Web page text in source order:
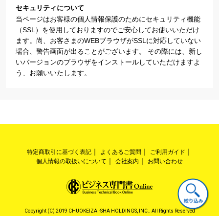
セキュリティについて
当ページはお客様の個人情報保護のためにセキュリティ機能
（SSL）を使用しておりますのでご安心してお使いいただけ
ます。尚、お客さまのWEBブラウザがSSLに対応していない
場合、警告画面が出ることがございます。 その際には、新し
いバージョンのブラウザをインストールしていただけますよ
う、お願いいたします。
特定商取引に基づく表記 よくあるご質問
ご利用ガイド
個人情報の取扱いについて
会社案内 お問い合わせ
Copyright (C) 2019 CHUOKEIZAI-SHA HOLDINGS, INC.. All Rights Reserved